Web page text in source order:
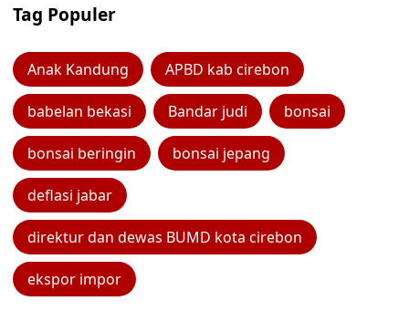
Tag Populer
Anak Kandung APBD kab cirebon
babelan bekasi Bandar judi bonsai
bonsai beringin bonsai jepang
deflasi jabar
direktur dan dewas BUMD kota cirebon
ekspor impor